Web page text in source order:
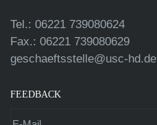
Tel.: 06221 739080624
Fax.: 06221 739080629
geschaeftsstelle@usc-hd.de
FEEDBACK